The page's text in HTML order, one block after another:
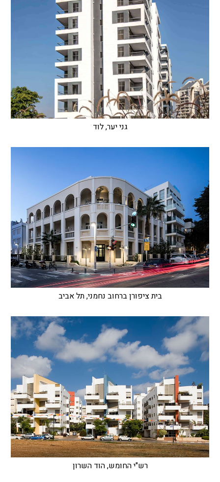
גני יער, לוד
בית ציפורן ברחוב נחמני, תל אביב
רש"י החומש, הוד השרון